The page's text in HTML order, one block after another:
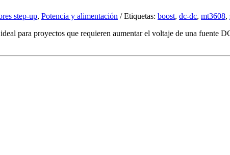
step-up, Potencia y alimentación Etiquetas: boost, dc-dc, mt3608,
para proyectos que requieren aumentar el voltaje de una fuente